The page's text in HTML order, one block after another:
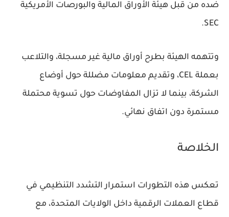
ضده من قبل هيئة الأوراق المالية والبورصات الأمريكية
SEC.
وتتهمه الهيئة بطرح أوراق مالية غير مسجلة، والتلاعب
بعملة CEL، وتقديم معلومات مضللة حول أوضاع
الشركة، بينما لا تزال المفاوضات حول تسوية محتملة
مستمرة دون اتفاق نهائي.
الخلاصة
تعكس هذه التطورات استمرار التشدد التنظيمي في
قطاع العملات الرقمية داخل الولايات المتحدة، مع